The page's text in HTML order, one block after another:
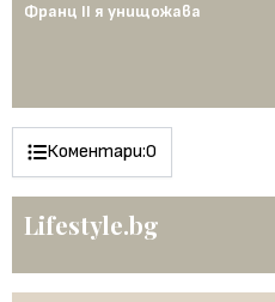
Франц II я унищожава
Коментари:0
Lifestyle.bg